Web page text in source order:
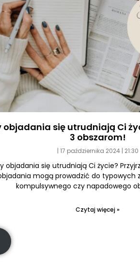
objadania się utrudniają Ci
3 obszarom!
17 października 2024 21:30
objadania się utrudniają Ci życie?
mogą prowadzić do typowych
kompulsywnego czy napadowego
Czytaj więcej »